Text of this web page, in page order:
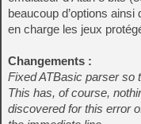
beaucoup d’options ainsi
en charge les jeux
Changements :
Fixed ATBasic parser so
This has, of course,
discovered for this error